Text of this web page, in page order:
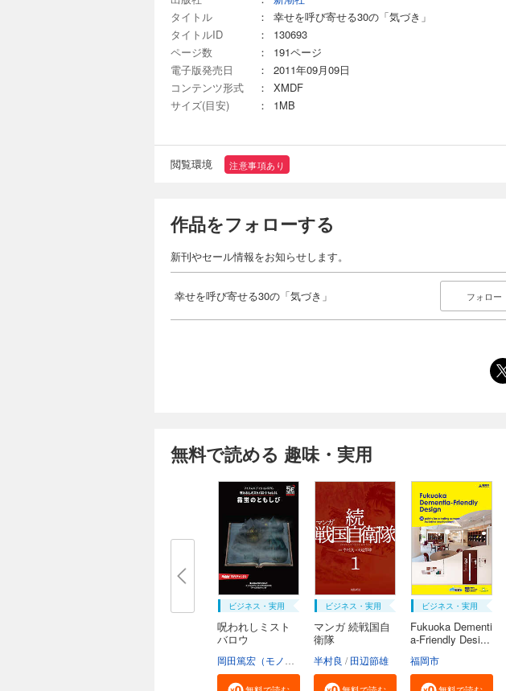
タイトル
：
幸せを呼び寄せる30の「気づき」
タイトルID
：
130693
ページ数
：
191ページ
電子版発売日
：
2011年09月09日
コンテンツ形式
：
XMDF
サイズ(目安)
： 1MB
閲覧環境 注意事項あり
作品をフォローする
新刊やセール情報をお知らせします。
幸せを呼び寄せる30の「気づき」 フォロー
無料で読める 趣味・実用
ビジネス・実用
呪われしミスト
バロウ
宮﨑樹
ビジネス・実用
マンガ 続戦国自
衛隊
半村良 田辺節雄
ビジネス・実用
Fukuoka Dementi
a-Friendly Desi...
福岡市